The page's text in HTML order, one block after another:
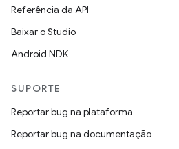
Referência da API
Baixar o Studio
Android NDK
SUPORTE
Reportar bug na plataforma
Reportar bug na documentação